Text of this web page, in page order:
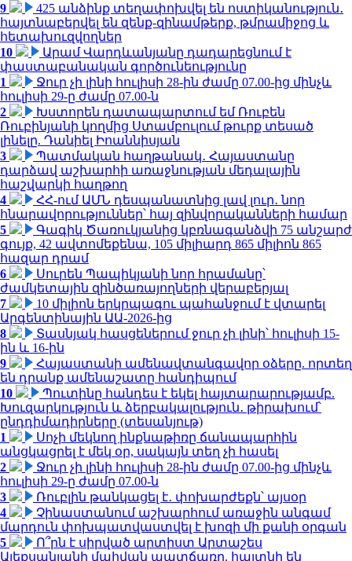
9
425 անձինք տեղափոխվել են ոստիկանություն․
հայտնաբերվել են զենք-զինամթերք, թմրամիջոց և
հետախուզվողներ
10
Արամ Վարդևանյանը դադարեցնում է
փաստաբանական գործունեությունը
1
Ջուր չի լինի հուլիսի 28-ին ժամը 07.00-ից մինչև
հուլիսի 29-ը ժամը 07.00-ն
2
Խստորեն դատապարտում եմ Ռուբեն
Ռուբինյանի կողմից Ստամբուլում թուրք տեսած
լինելը. Դանիել Իոաննիսյան
3
Պատմական հաղթանակ․ Հայաստանը
դարձավ աշխարհի առաջնության մեդալային
հաշվարկի հաղթող
4
ՀՀ-ում ԱՄՆ դեսպանատնից լավ լուր․ նոր
հնարավորություններ՝ հայ զինվորականների համար
5
Գագիկ Ծառուկյանից կբռնագանձվի 75 անշարժ
գույք, 42 ավտոմեքենա, 105 միլիարդ 865 միլիոն 865
հազար դրամ
6
Սուրեն Պապիկյանի նոր հրամանը՝
ժամկետային զինծառայողների վերաբերյալ
7
10 միլիոն երկրպագու պահանջում է վտարել
Արգենտինային ԱԱ-2026-ից
8
Տասնյակ հասցեներում ջուր չի լինի՝ հուլիսի 15-
ին և 16-ին
9
Հայաստանի ամենավտանգավոր օձերը. որտեղ
են դրանք ամենաշատը հանդիպում
10
Պուտինը հանդես է եկել հայտարարությամբ.
Խուզարկություն և ձերբակալություն․ թիրախում՝
ընդդիմադիրները (տեսանյութ)
1
Սոչի մեկնող ինքնաթիռը ճանապարհին
անցկացրել է մեկ օր, սակայն տեղ չի հասել
2
Ջուր չի լինի հուլիսի 28-ին ժամը 07.00-ից մինչև
հուլիսի 29-ը ժամը 07.00-ն
3
Ռուբլին թանկացել է․ փոխարժեքն՝ այսօր
4
Չինաստանում աշխարհում առաջին անգամ
մարդուն փոխպատվաստվել է խոզի մի քանի օրգան
5
Ո՞րն է սիրված արտիստ Արտաշես
Ալեքսանյանի մահվան պատճառը. հայտնի են